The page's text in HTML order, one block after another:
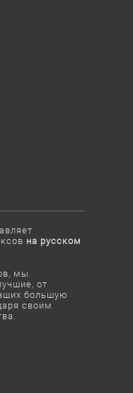
на русском
мы
от
большую
своим